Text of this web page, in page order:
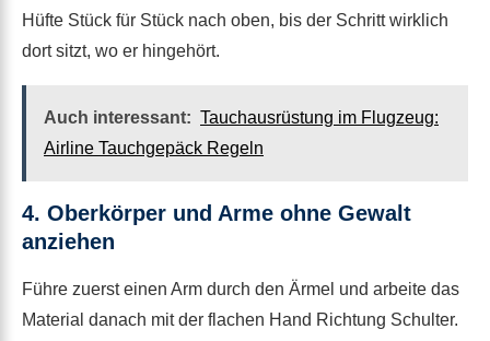
Hüfte Stück für Stück nach oben, bis der Schritt wirklich
dort sitzt, wo er hingehört.
Auch interessant: Tauchausrüstung im Flugzeug:
Airline Tauchgepäck Regeln
4. Oberkörper und Arme ohne Gewalt
anziehen
Führe zuerst einen Arm durch den Ärmel und arbeite das
Material danach mit der flachen Hand Richtung Schulter.